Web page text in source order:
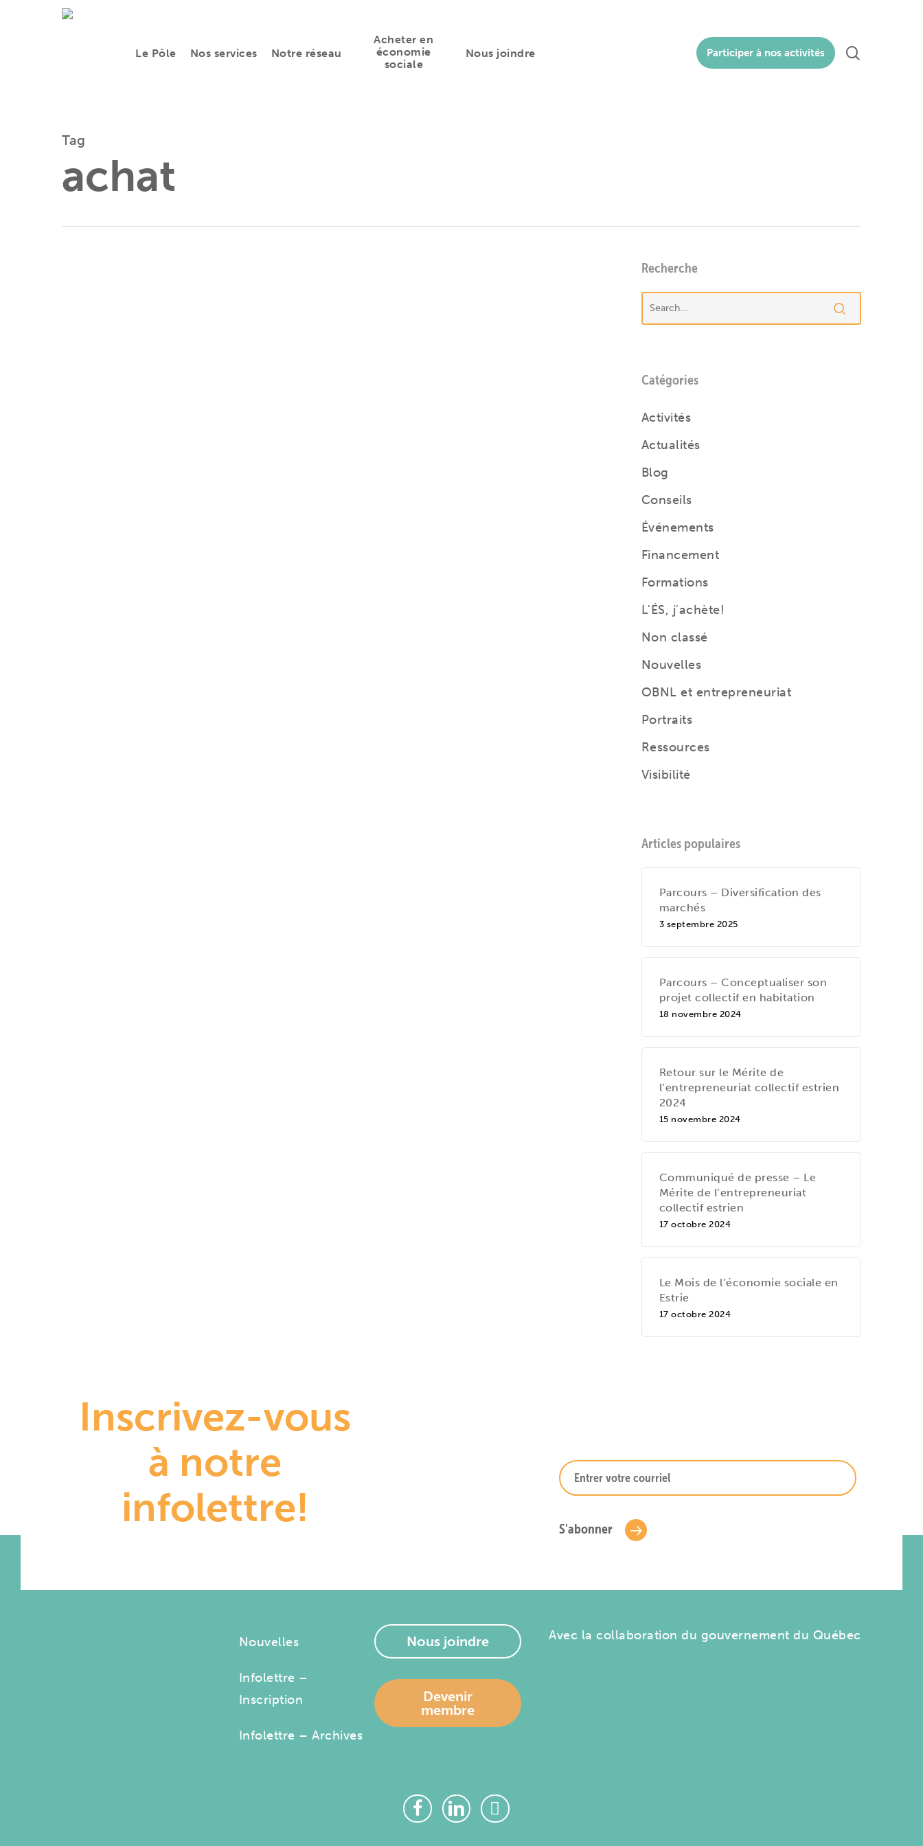
Le Pôle Nos services Notre réseau
Acheter en
économie
sociale
Nous joindre Participer à nos activités
Tag
achat
Recherche
Catégories
Activités
Actualités
Blog
Conseils
Événements
Financement
Formations
L'ÉS, j'achète!
Non classé
Nouvelles
OBNL et entrepreneuriat
Portraits
Ressources
Visibilité
Articles populaires
Parcours – Diversification des
marchés
3 septembre 2025
Parcours – Conceptualiser son
projet collectif en habitation
18 novembre 2024
Retour sur le Mérite de
l’entrepreneuriat collectif estrien
2024
15 novembre 2024
Communiqué de presse – Le
Mérite de l’entrepreneuriat
collectif estrien
17 octobre 2024
Le Mois de l’économie sociale en
Estrie
17 octobre 2024
Inscrivez-vous
à notre
infolettre!
S'abonner
Nouvelles
Infolettre –
Inscription
Infolettre – Archives
Nous joindre
Devenir
membre
Avec la collaboration du gouvernement du Québec